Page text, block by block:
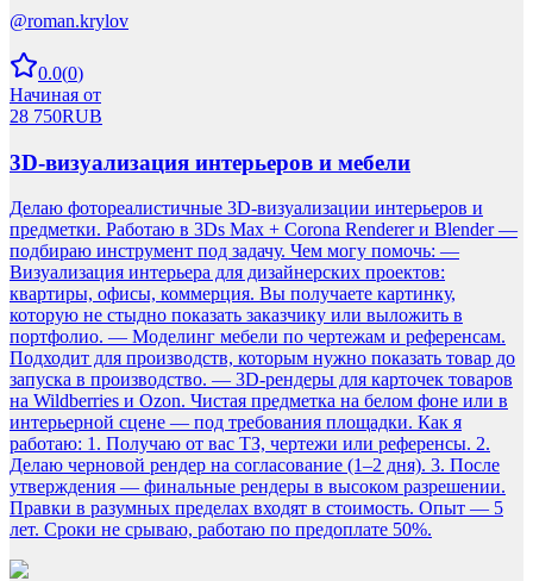
@roman.krylov
0.0(0)
Начиная от
28 750RUB
3D-визуализация интерьеров и мебели
Делаю фотореалистичные 3D-визуализации интерьеров и
предметки. Работаю в 3Ds Max + Corona Renderer и Blender —
подбираю инструмент под задачу. Чем могу помочь: —
Визуализация интерьера для дизайнерских проектов:
квартиры, офисы, коммерция. Вы получаете картинку,
которую не стыдно показать заказчику или выложить в
портфолио. — Моделинг мебели по чертежам и референсам.
Подходит для производств, которым нужно показать товар до
запуска в производство. — 3D-рендеры для карточек товаров
на Wildberries и Ozon. Чистая предметка на белом фоне или в
интерьерной сцене — под требования площадки. Как я
работаю: 1. Получаю от вас ТЗ, чертежи или референсы. 2.
Делаю черновой рендер на согласование (1–2 дня). 3. После
утверждения — финальные рендеры в высоком разрешении.
Правки в разумных пределах входят в стоимость. Опыт — 5
лет. Сроки не срываю, работаю по предоплате 50%.